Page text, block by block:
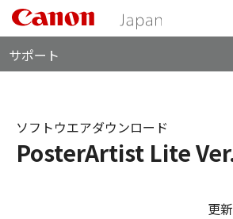
サポート
PosterArtist Lite
ソフトウエアダウンロード
更